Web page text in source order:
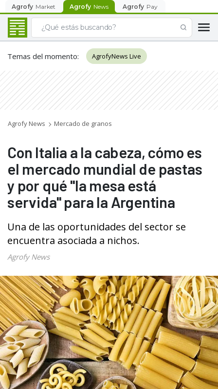
Agrofy Market Agrofy News Agrofy Pay
Temas del momento: AgrofyNews Live
Agrofy News Mercado de granos
Con Italia a la cabeza, cómo es
el mercado mundial de pastas
y por qué "la mesa está
servida" para la Argentina
Una de las oportunidades del sector se
encuentra asociada a nichos.
Agrofy News